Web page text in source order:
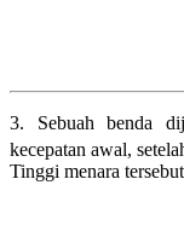
3. Sebuah benda
kecepatan awal,
Tinggi menara